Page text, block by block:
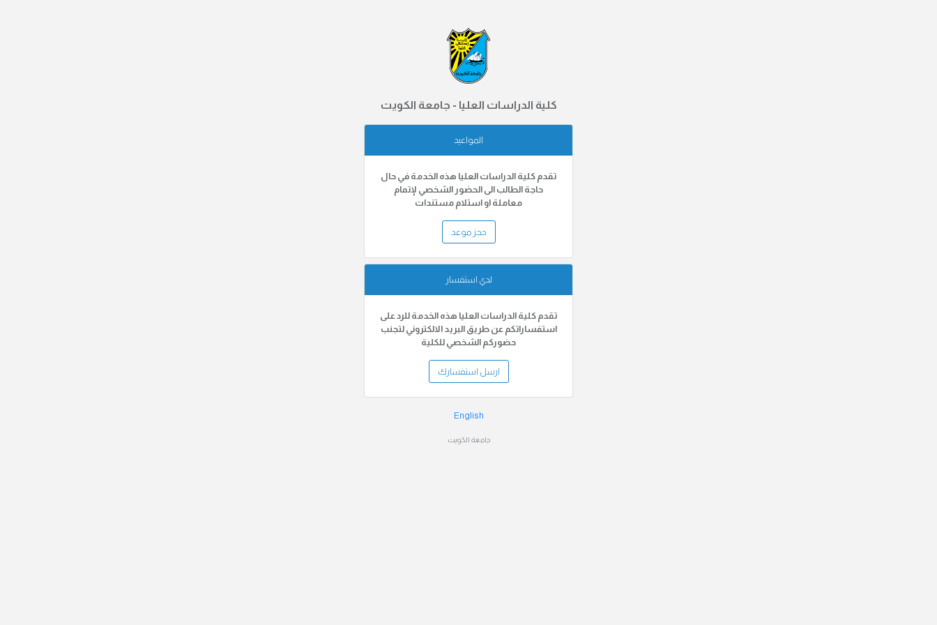
كلية الدراسات العليا - جامعة الكويت
المواعيد
تقدم كلية الدراسات العليا هذه الخدمة في حال
حاجة الطالب الى الحضور الشخصي لإتمام
معاملة او استلام مستندات
حجز موعد
لدي استفسار
تقدم كلية الدراسات العليا هذه الخدمة للرد على
استفساراتكم عن طريق البريد الالكتروني لتجنب
حضوركم الشخصي للكلية
ارسل استفسارك
English
جامعة الكويت